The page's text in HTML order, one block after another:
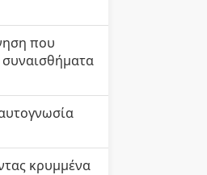
που
κρυμμένα